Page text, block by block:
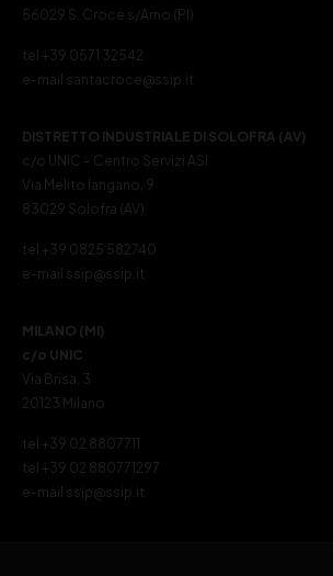
56029 S. Croce s/Arno (PI)
tel +39 0571 32542
e-mail santacroce@ssip.it
DISTRETTO INDUSTRIALE DI SOLOFRA (AV)
c/o UNIC – Centro Servizi ASI
Via Melito Iangano, 9
83029 Solofra (AV)
tel +39 0825 582740
e-mail ssip@ssip.it
MILANO (MI)
c/o UNIC
Via Brisa, 3
20123 Milano
tel +39 02 8807711
tel +39 02 880771297
e-mail ssip@ssip.it